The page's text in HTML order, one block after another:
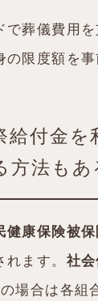
で葬儀費用
の限度額を
給付金を
方法もあ
健康保険被
れます。 社
場合は各組